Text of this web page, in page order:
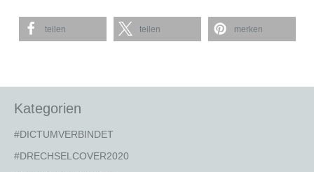
teilen teilen merken
Kategorien
#DICTUMVERBINDET
#DRECHSELCOVER2020